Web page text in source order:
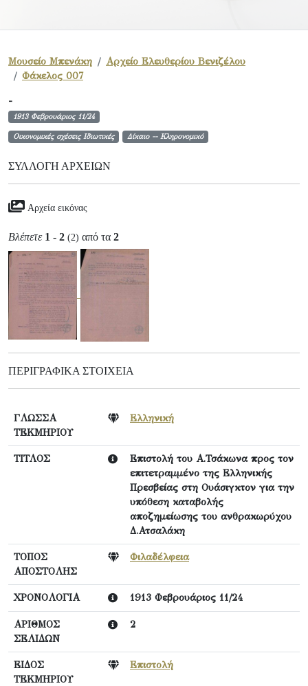
Μουσείο Μπενάκη
Αρχείο Ελευθερίου Βενιζέλου
Φάκελος 007
-
1913 Φεβρουάριος 11/24
Οικονομικές σχέσεις Ιδιωτικές Δίκαιο -- Κληρονομικό
ΣΥΛΛΟΓΉ ΑΡΧΕΊΩΝ
Αρχεία εικόνας
Βλέπετε 1 - 2 (2) από τα 2
ΠΕΡΙΓΡΑΦΙΚΆ ΣΤΟΙΧΕΊΑ
ΓΛΩΣΣΑ
ΤΕΚΜΗΡΙΟΥ
Ελληνική
ΤΙΤΛΟΣ
Επιστολή του Α.Τσάκωνα προς τον
επιτετραμμένο της Ελληνικής
Πρεσβείας στη Ουάσιγκτον για την
υπόθεση καταβολής
αποζημείωσης του ανθρακωρύχου
Δ.Ατσαλάκη
ΤΟΠΟΣ
ΑΠΟΣΤΟΛΗΣ
Φιλαδέλφεια
ΧΡΟΝΟΛΟΓΙΑ 1913 Φεβρουάριος 11/24
ΑΡΙΘΜΟΣ
ΣΕΛΙΔΩΝ
2
ΕΙΔΟΣ
ΤΕΚΜΗΡΙΟΥ
Επιστολή